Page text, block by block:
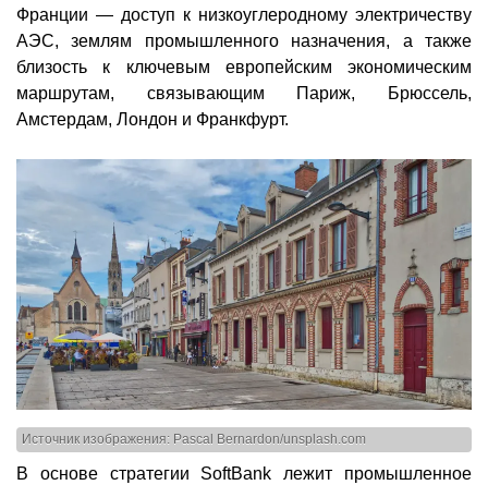
Франции — доступ к низкоуглеродному электричеству
АЭС, землям промышленного назначения, а также
близость к ключевым европейским экономическим
маршрутам, связывающим Париж, Брюссель,
Амстердам, Лондон и Франкфурт.
Источник изображения: Pascal Bernardon/unsplash.com
В основе стратегии SoftBank лежит промышленное